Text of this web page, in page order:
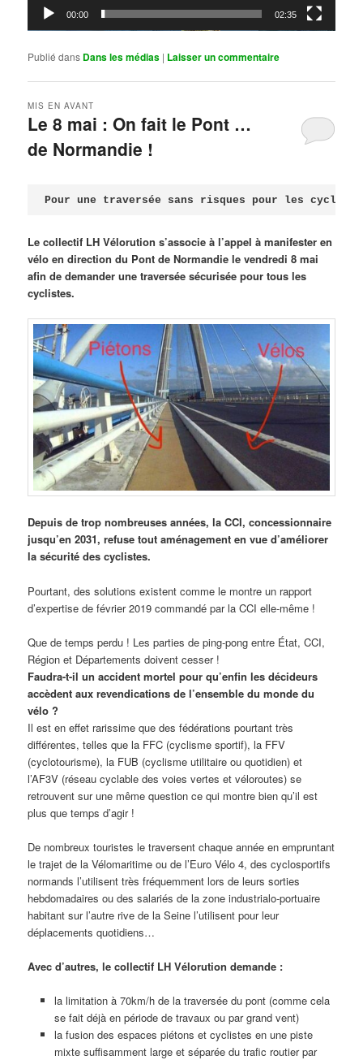
00:00 02:35
Publié dans Dans les médias | Laisser un commentaire
Le 8 mai : On fait le Pont …
de Normandie !
MIS EN AVANT
Pour une traversée sans risques pour les
Le collectif LH Vélorution s’associe à l’appel à manifester en
vélo en direction du Pont de Normandie le vendredi 8 mai
afin de demander une traversée sécurisée pour tous les
cyclistes.
Depuis de trop nombreuses années, la CCI, concessionnaire
jusqu’en 2031, refuse tout aménagement en vue d’améliorer
la sécurité des cyclistes.
Pourtant, des solutions existent comme le montre un rapport
d’expertise de février 2019 commandé par la CCI elle-même !
Que de temps perdu ! Les parties de ping-pong entre État, CCI,
Région et Départements doivent cesser !
Faudra-t-il un accident mortel pour qu’enfin les décideurs
accèdent aux revendications de l’ensemble du monde du
vélo ?
Il est en effet rarissime que des fédérations pourtant très
différentes, telles que la FFC (cyclisme sportif), la FFV
(cyclotourisme), la FUB (cyclisme utilitaire ou quotidien) et
l’AF3V (réseau cyclable des voies vertes et véloroutes) se
retrouvent sur une même question ce qui montre bien qu’il est
plus que temps d’agir !
De nombreux touristes le traversent chaque année en empruntant
le trajet de la Vélomaritime ou de l’Euro Vélo 4, des cyclosportifs
normands l’utilisent très fréquemment lors de leurs sorties
hebdomadaires ou des salariés de la zone industrialo-portuaire
habitant sur l’autre rive de la Seine l’utilisent pour leur
déplacements quotidiens…
Avec d’autres, le collectif LH Vélorution demande :
la limitation à 70km/h de la traversée du pont (comme cela
se fait déjà en période de travaux ou par grand vent)
la fusion des espaces piétons et cyclistes en une piste
mixte suffisamment large et séparée du trafic routier par